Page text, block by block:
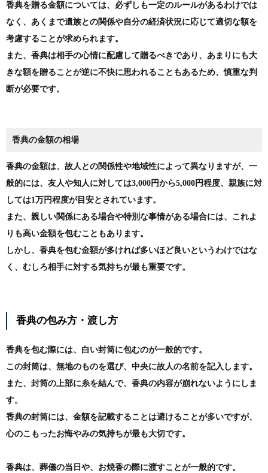
香典を贈る金額については、必ずしも一定のルールがあるわけでは
なく、あくまで遺族との関係や自分の経済状況に応じて適切な額を
考慮することが求められます。
また、香典は相手の心情に配慮して贈るべきであり、あまりにも大
きな額を贈ることが逆に不快に思われることもあるため、慎重な判
断が必要です。
香典の金額の相場
香典の金額は、故人との関係性や地域性によって異なりますが、一
般的には、友人や知人に対しては3,000円から5,000円程度、親族に対
しては1万円程度が目安とされています。
また、親しい関係にある場合や特別な事情がある場合には、これよ
りも高い金額を包むこともあります。
しかし、香典を包む金額が多ければ多いほど良いというわけではな
く、むしろ相手に対する気持ちが最も重要です。
香典の包み方・渡し方
香典を包む際には、白い封筒に包むのが一般的です。
この封筒は、無地のものを選び、中央に故人の名前を記入します。
また、封筒の上部に糸を結んで、香典の内容が崩れないようにしま
す。
香典の封筒には、金額を記載することは避けることが多いですが、
心のこもったお悔やみの気持ちが最も大切です。
香典は、葬儀の当日や、お焼香の際に渡すことが一般的です。